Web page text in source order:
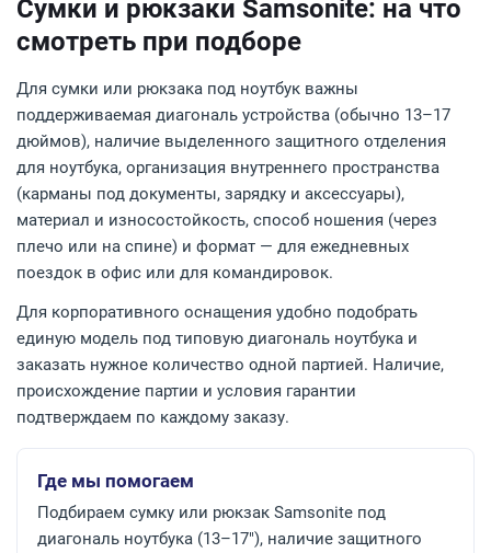
Сумки и рюкзаки Samsonite: на что
смотреть при подборе
Для сумки или рюкзака под ноутбук важны
поддерживаемая диагональ устройства (обычно 13–17
дюймов), наличие выделенного защитного отделения
для ноутбука, организация внутреннего пространства
(карманы под документы, зарядку и аксессуары),
материал и износостойкость, способ ношения (через
плечо или на спине) и формат — для ежедневных
поездок в офис или для командировок.
Для корпоративного оснащения удобно подобрать
единую модель под типовую диагональ ноутбука и
заказать нужное количество одной партией. Наличие,
происхождение партии и условия гарантии
подтверждаем по каждому заказу.
Где мы помогаем
Подбираем сумку или рюкзак Samsonite под
диагональ ноутбука (13–17″), наличие защитного